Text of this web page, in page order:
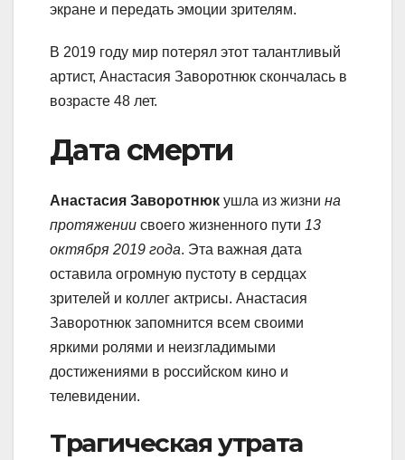
экране и передать эмоции зрителям.
В 2019 году мир потерял этот талантливый
артист, Анастасия Заворотнюк скончалась в
возрасте 48 лет.
Дата смерти
Анастасия Заворотнюк ушла из жизни на
протяжении своего жизненного пути 13
октября 2019 года. Эта важная дата
оставила огромную пустоту в сердцах
зрителей и коллег актрисы. Анастасия
Заворотнюк запомнится всем своими
яркими ролями и неизгладимыми
достижениями в российском кино и
телевидении.
Трагическая утрата